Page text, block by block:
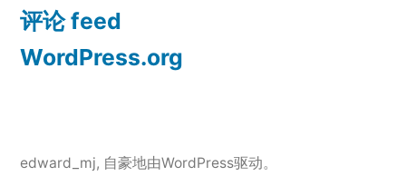
评论 feed
WordPress.org
edward_mj, 自豪地由WordPress驱动。